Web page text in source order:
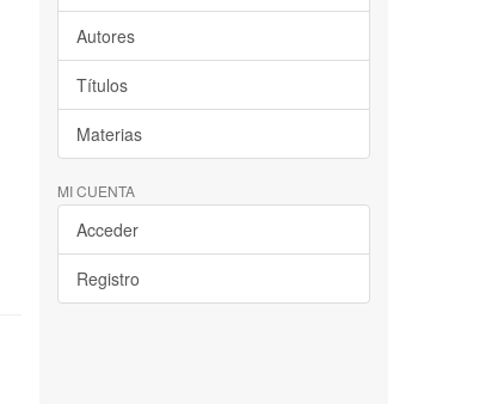
Autores
Títulos
Materias
MI CUENTA
Acceder
Registro